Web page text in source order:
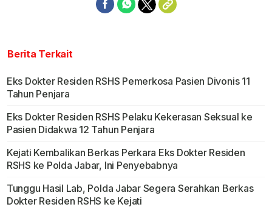
Berita Terkait
Eks Dokter Residen RSHS Pemerkosa Pasien Divonis 11
Tahun Penjara
Eks Dokter Residen RSHS Pelaku Kekerasan Seksual ke
Pasien Didakwa 12 Tahun Penjara
Kejati Kembalikan Berkas Perkara Eks Dokter Residen
RSHS ke Polda Jabar, Ini Penyebabnya
Tunggu Hasil Lab, Polda Jabar Segera Serahkan Berkas
Dokter Residen RSHS ke Kejati